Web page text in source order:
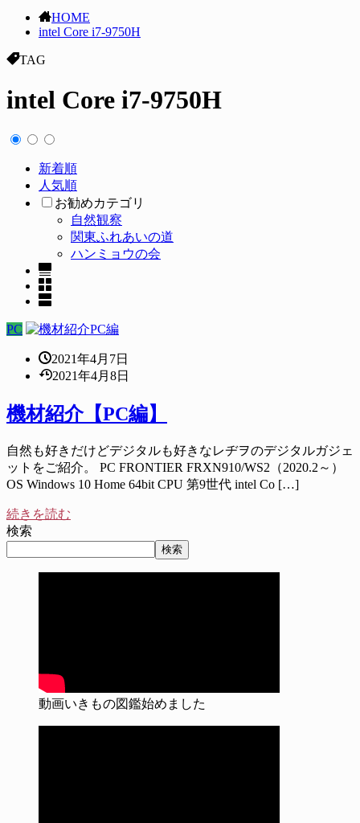
HOME
intel Core i7-9750H
TAG
intel Core i7-9750H
新着順
人気順
お勧めカテゴリ
自然観察
関東ふれあいの道
ハンミョウの会
PC
2021年4月7日
2021年4月8日
機材紹介【PC編】
自然も好きだけどデジタルも好きなレヂヲのデジタルガジェ
ットをご紹介。 PC FRONTIER FRXN910/WS2（2020.2～）
OS Windows 10 Home 64bit CPU 第9世代 intel Co […]
続きを読む
検索
検索
動画いきもの図鑑始めました